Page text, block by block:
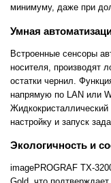
минимуму, даже при
Умная
Встроенные сенсоры
носителя, производят
остатки чернил.
напрямую по LAN или
настройку и запуск
Экологичность и
imagePROGRAF TX-